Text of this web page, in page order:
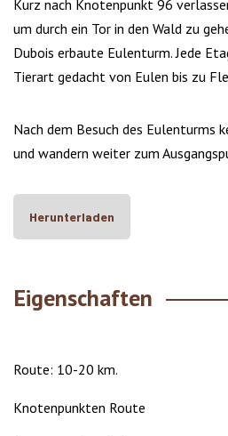
Kurz nach Knotenpunkt 96
um durch ein Tor in den Wald zu
Dubois erbaute Eulenturm. Jede
Tierart gedacht von Eulen bis zu
Nach dem Besuch des Eulenturms
und wandern weiter zum
Herunterladen
Eigenschaften
Route: 10-20 km.
Knotenpunkten Route